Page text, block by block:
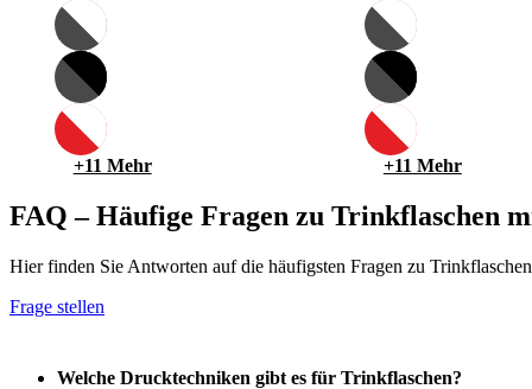
ID:
5258
ID:
5259
ID:
5260
+11 Mehr
ID:
5258
ID:
5259
ID:
5260
+11 Mehr
FAQ – Häufige Fragen zu Trinkflaschen
Hier finden Sie Antworten auf die häufigsten Fragen zu
Frage stellen
Welche Drucktechniken gibt es für Trinkflaschen?